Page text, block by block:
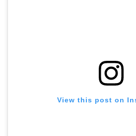
View this post on